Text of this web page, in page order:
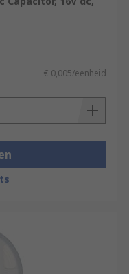
€ 0,005/eenheid